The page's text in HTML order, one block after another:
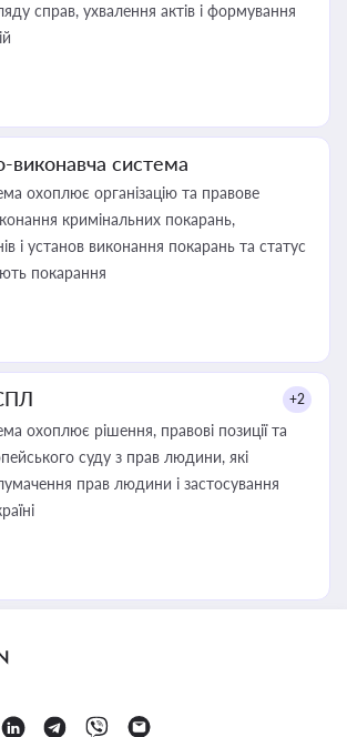
справ, ухвалення актів і формування
виконавча система
охоплює організацію та правове
кримінальних покарань,
і установ виконання покарань та статус
покарання
+2
охоплює рішення, правові позиції та
суду з прав людини, які
прав людини і застосування